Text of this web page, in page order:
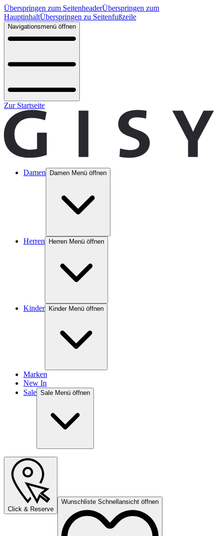
Überspringen zum SeitenheaderÜberspringen zum
HauptinhaltÜberspringen zu Seitenfußzeile
Navigationsmenü öffnen
Zur Startseite
Damen Damen Menü öffnen
Herren Herren Menü öffnen
Kinder Kinder Menü öffnen
Marken
New In
Sale Sale Menü öffnen
Click & Reserve
Wunschliste Schnellansicht öffnen